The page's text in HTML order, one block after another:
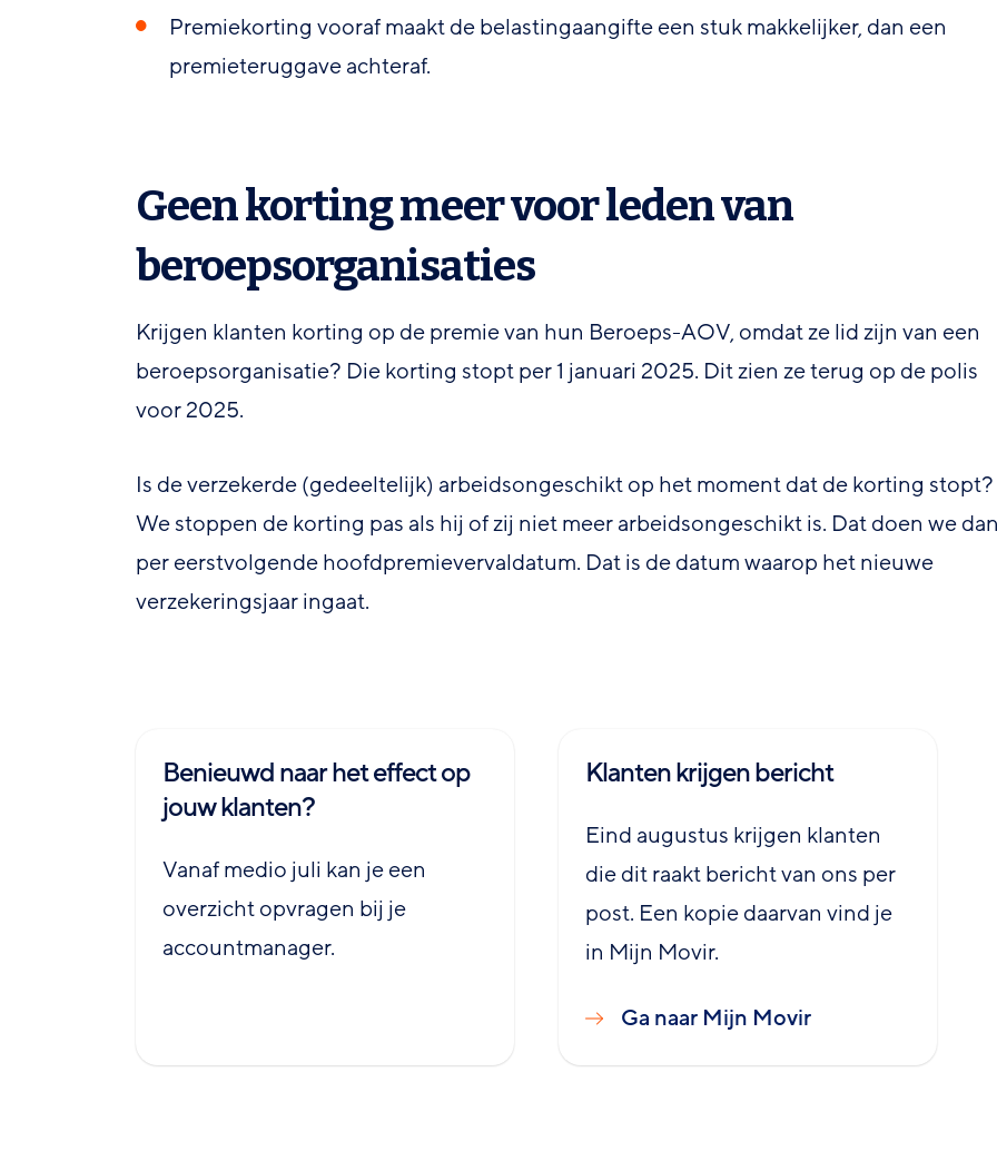
Premiekorting vooraf maakt de belastingaangifte een stuk makkelijker, dan een
premieteruggave achteraf.
Geen korting meer voor leden van
beroepsorganisaties
Krijgen klanten korting op de premie van hun Beroeps-AOV, omdat ze lid zijn van een
beroepsorganisatie? Die korting stopt per 1 januari 2025. Dit zien ze terug op de polis
voor 2025.
Is de verzekerde (gedeeltelijk) arbeidsongeschikt op het moment dat de korting stopt?
We stoppen de korting pas als hij of zij niet meer arbeidsongeschikt is. Dat doen we dan
per eerstvolgende hoofdpremievervaldatum. Dat is de datum waarop het nieuwe
verzekeringsjaar ingaat.
Benieuwd naar het effect op
jouw klanten?
Vanaf medio juli kan je een
overzicht opvragen bij je
accountmanager.
Klanten krijgen bericht
Eind augustus krijgen klanten
die dit raakt bericht van ons per
post. Een kopie daarvan vind je
in Mijn Movir.
Ga naar Mijn Movir